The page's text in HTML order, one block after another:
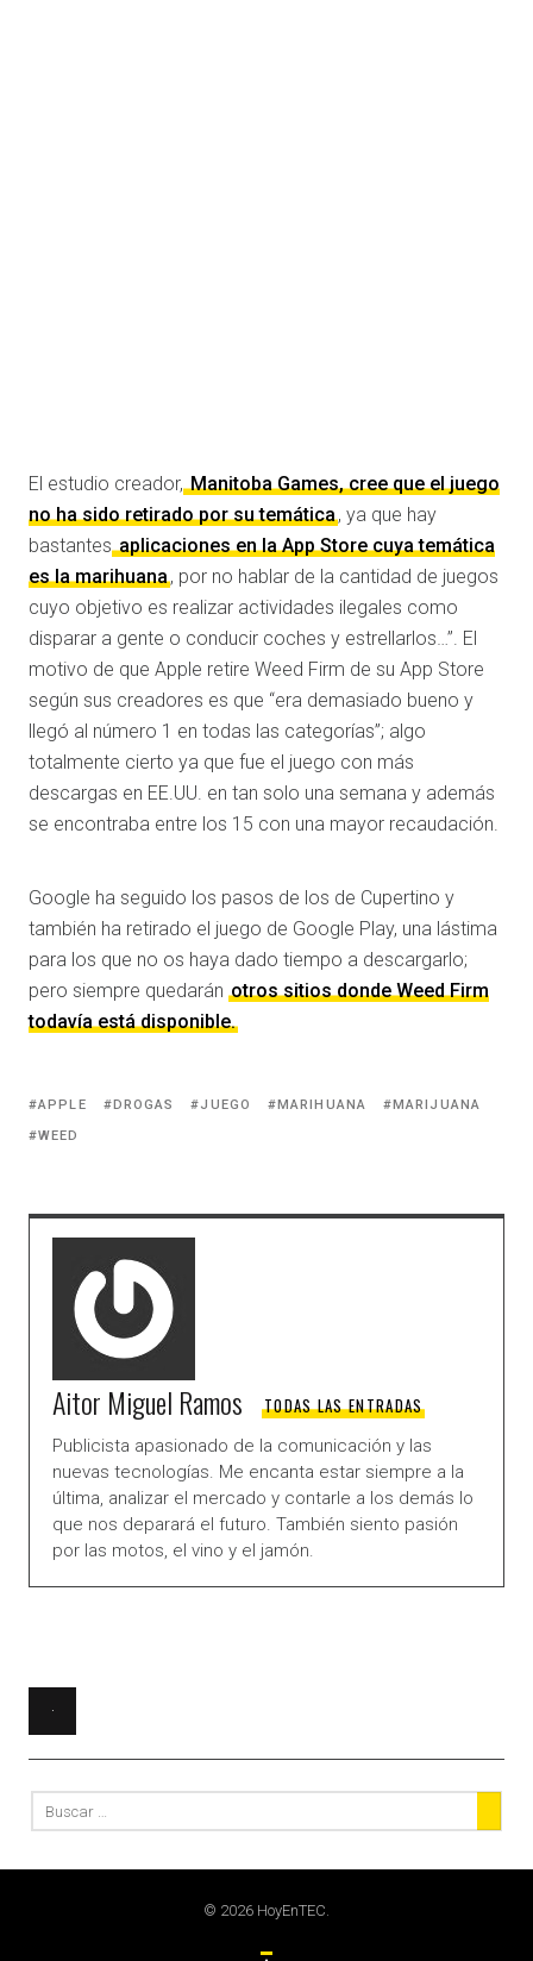
El estudio creador,Manitoba Games, cree que el juego
no ha sido retirado por su temática, ya que hay
bastantesaplicaciones en la App Store cuya temática
es la marihuana, por no hablar de la cantidad de juegos
cuyo objetivo es realizar actividades ilegales como
disparar a gente o conducir coches y estrellarlos…”. El
motivo de que Apple retire Weed Firm de su App Store
según sus creadores es que “era demasiado bueno y
llegó al número 1 en todas las categorías”; algo
totalmente cierto ya que fue el juego con más
descargas en EE.UU. en tan solo una semana y además
se encontraba entre los 15 con una mayor recaudación.
Google ha seguido los pasos de los de Cupertino y
también ha retirado el juego de Google Play, una lástima
para los que no os haya dado tiempo a descargarlo;
pero siempre quedarán otros sitios donde Weed Firm
todavía está disponible.
APPLE DROGAS JUEGO MARIHUANA
MARIJUANA
WEED
Aitor Miguel Ramos TODAS LAS ENTRADAS
Publicista apasionado de la comunicación y las
nuevas tecnologías. Me encanta estar siempre a la
última, analizar el mercado y contarle a los demás lo
que nos deparará el futuro. También siento pasión
por las motos, el vino y el jamón.
© 2026 HoyEnTEC.